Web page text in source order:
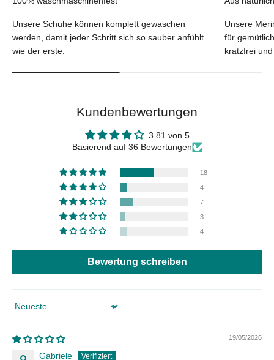
Unsere Schuhe können komplett gewaschen
werden, damit jeder Schritt sich so sauber anfühlt
wie der erste.
Unsere
für
kratzfrei
Kundenbewertungen
3.81 von 5
Basierend auf 36 Bewertungen
18
4
7
3
4
Bewertung schreiben
Sort by
19/05/2026
Gabriele